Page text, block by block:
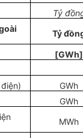
Tỷ
Tỷ
[GWh]
GWh
GWh
MWh